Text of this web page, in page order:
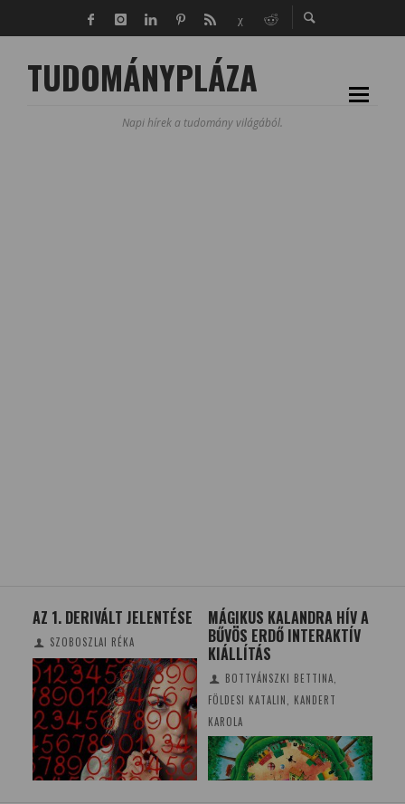
TUDOMÁNYPLÁZA
Napi hírek a tudomány világából.
AZ 1. DERIVÁLT JELENTÉSE
SZOBOSZLAI RÉKA
MÁGIKUS KALANDRA HÍV A
BŰVÖS ERDŐ INTERAKTÍV
KIÁLLÍTÁS
BOTTYÁNSZKI BETTINA,
FÖLDESI KATALIN, KANDERT
KAROLA